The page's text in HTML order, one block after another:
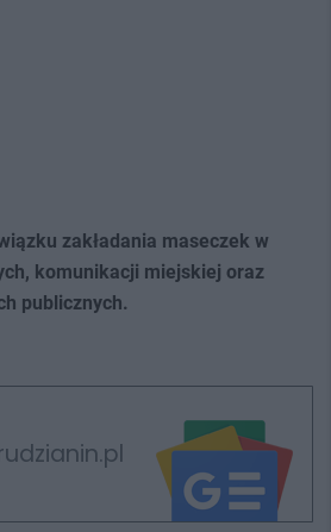
zakładania maseczek w
komunikacji miejskiej oraz
publicznych.